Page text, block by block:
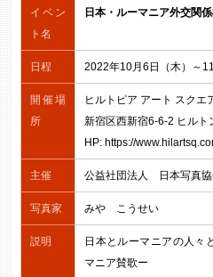
イベン
ト名
日本・ルーマニア外交関
日程 2022年10月6日（木）～
開催場
所
ヒルトピア アート スクエ
新宿区西新宿6-6-2 ヒルト
HP: https://
主催 公益社団法人 日本写真協
写真家 みや こうせい
説明
日本とルーマニアの人々
マニア賛歌ー